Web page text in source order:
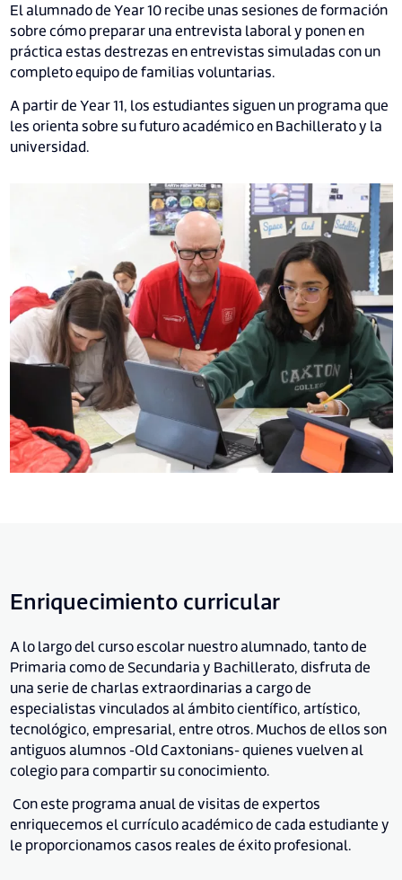
El alumnado de Year 10 recibe unas sesiones de formación
sobre cómo preparar una entrevista laboral y ponen en
práctica estas destrezas en entrevistas simuladas con un
completo equipo de familias voluntarias.
A partir de Year 11, los estudiantes siguen un programa que
les orienta sobre su futuro académico en Bachillerato y la
universidad.
Enriquecimiento curricular
A lo largo del curso escolar nuestro alumnado, tanto de
Primaria como de Secundaria y Bachillerato, disfruta de
una serie de charlas extraordinarias a cargo de
especialistas vinculados al ámbito científico, artístico,
tecnológico, empresarial, entre otros. Muchos de ellos son
antiguos alumnos -Old Caxtonians- quienes vuelven al
colegio para compartir su conocimiento.
Con este programa anual de visitas de expertos
enriquecemos el currículo académico de cada estudiante y
le proporcionamos casos reales de éxito profesional.